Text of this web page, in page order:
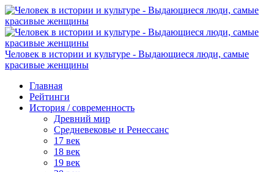
Человек в истории и культуре - Выдающиеся люди, самые
красивые женщины
Главная
Рейтинги
История / современность
Древний мир
Средневековье и Ренессанс
17 век
18 век
19 век